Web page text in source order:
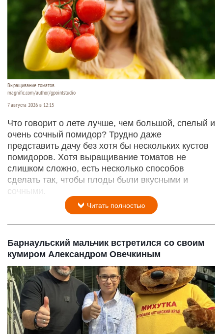
Выращивание томатов.
magnific.com/author/gpointstudio
7 августа 2026 в 12:15
Что говорит о лете лучше, чем большой, спелый и
очень сочный помидор? Трудно даже
представить дачу без хотя бы нескольких кустов
помидоров. Хотя выращивание томатов не
слишком сложно, есть несколько способов
сделать так, чтобы плоды были вкусными и
сочными.
Читать полностью
Барнаульский мальчик встретился со своим
кумиром Александром Овечкиным